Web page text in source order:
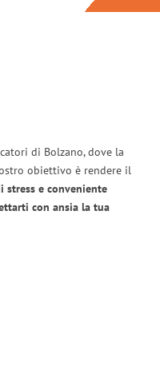
di Bolzano, dove la
obiettivo è rendere il
e conveniente
con ansia la tua